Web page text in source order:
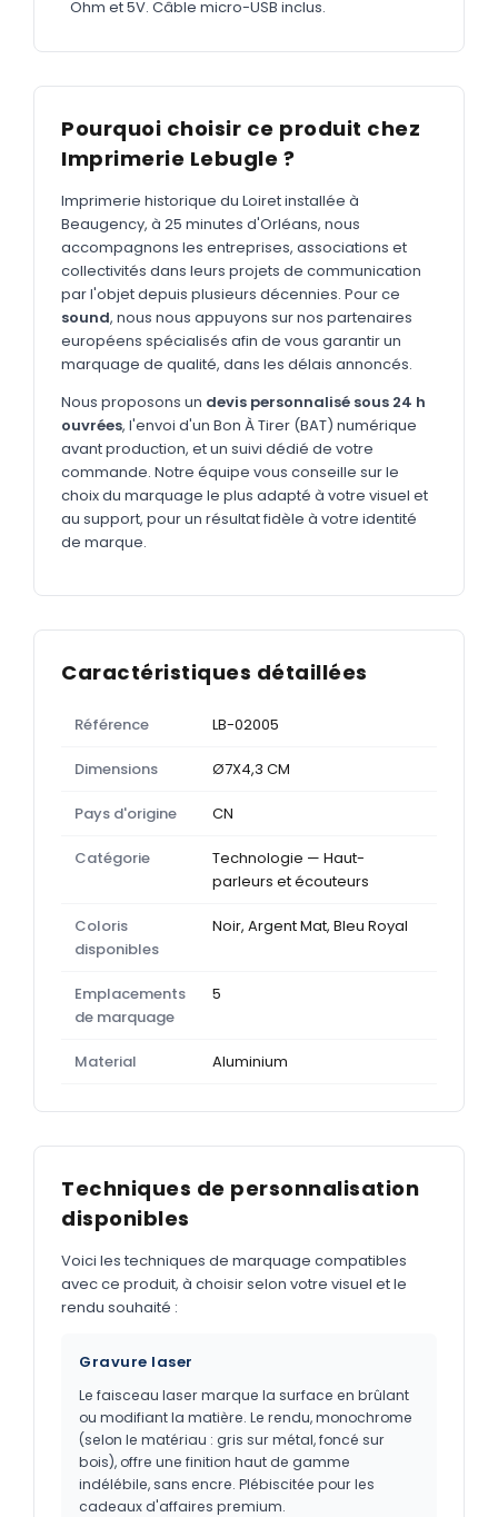
Sweatshirts Nouveau
Catalogue complet
Bureau & écriture
Sacs & voyages
Verres & déjeuner
Technologie
Vêtements
Outils & porte-clés
Cuisine
Ohm et 5V. Câble micro-USB inclus.
Pourquoi choisir ce produit chez
Imprimerie Lebugle ?
Imprimerie historique du Loiret installée à
Beaugency, à 25 minutes d'Orléans, nous
accompagnons les entreprises, associations et
collectivités dans leurs projets de communication
par l'objet depuis plusieurs décennies. Pour ce
sound, nous nous appuyons sur nos partenaires
européens spécialisés afin de vous garantir un
marquage de qualité, dans les délais annoncés.
Nous proposons un devis personnalisé sous 24 h
ouvrées, l'envoi d'un Bon À Tirer (BAT) numérique
avant production, et un suivi dédié de votre
commande. Notre équipe vous conseille sur le
choix du marquage le plus adapté à votre visuel et
au support, pour un résultat fidèle à votre identité
de marque.
Caractéristiques détaillées
Référence LB-02005
Dimensions Ø7X4,3 CM
Pays d'origine CN
Catégorie
Technologie — Haut-
parleurs et écouteurs
Coloris
disponibles
Noir, Argent Mat, Bleu Royal
Emplacements
de marquage
5
Material Aluminium
Techniques de personnalisation
disponibles
Voici les techniques de marquage compatibles
avec ce produit, à choisir selon votre visuel et le
rendu souhaité :
Gravure laser
Le faisceau laser marque la surface en brûlant
ou modifiant la matière. Le rendu, monochrome
(selon le matériau : gris sur métal, foncé sur
bois), offre une finition haut de gamme
indélébile, sans encre. Plébiscitée pour les
cadeaux d'affaires premium.